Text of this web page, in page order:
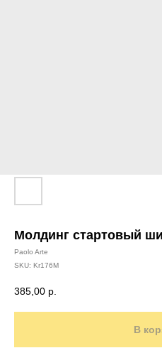
Молдинг стартовый
Paolo Arte
SKU: Kr176M
385,00 р.
В